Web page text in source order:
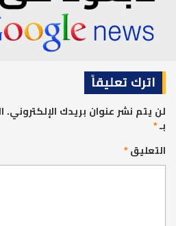
اترك تعليقاً
لن يتم نشر عنوان بريدك الإلكتروني.
بـ*
التعليق*